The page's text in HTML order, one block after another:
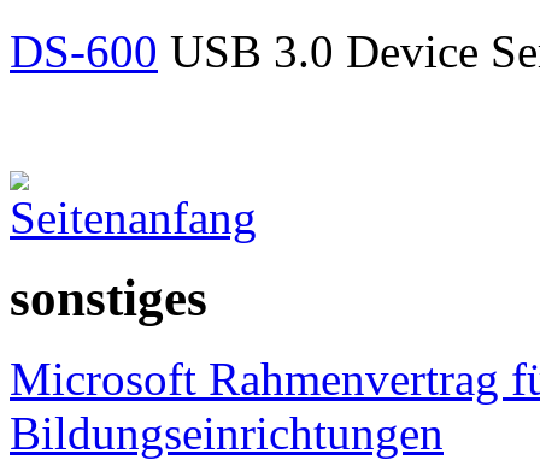
DS-600 USB 3.0 Device
sonstiges
Microsoft Rahmenvertrag
Bildungseinrichtungen